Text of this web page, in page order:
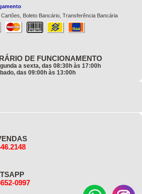
Boleto Bancário, Transferência Bancária
DE FUNCIONAMENTO
a sexta, das 08:30h às 17:00h
das 09:00h às 13:00h
0997